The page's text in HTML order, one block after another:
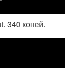
340 коней.